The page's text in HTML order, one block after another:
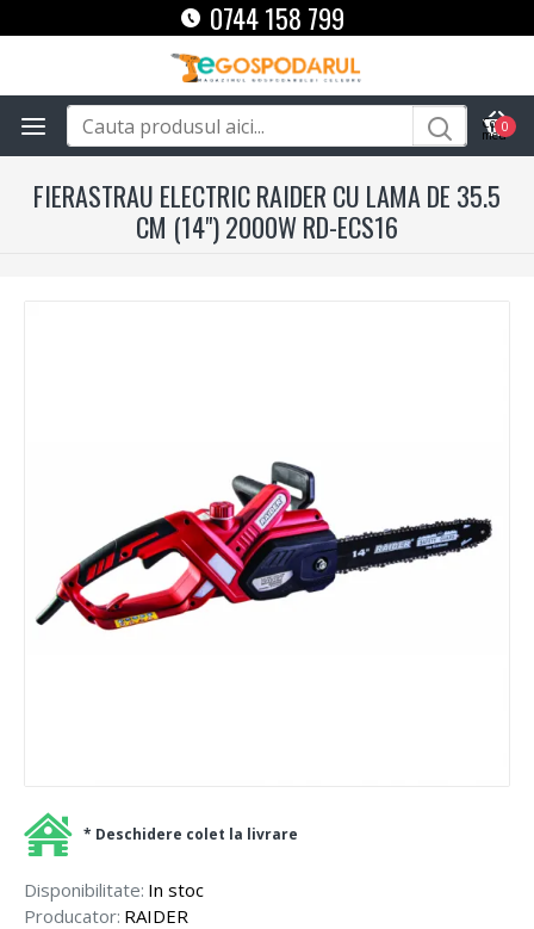
0744 158 799
0
FIERASTRAU ELECTRIC RAIDER CU LAMA DE 35.5
CM (14") 2000W RD-ECS16
Disponibilitate: In stoc
Producator: RAIDER
* Deschidere colet la livrare